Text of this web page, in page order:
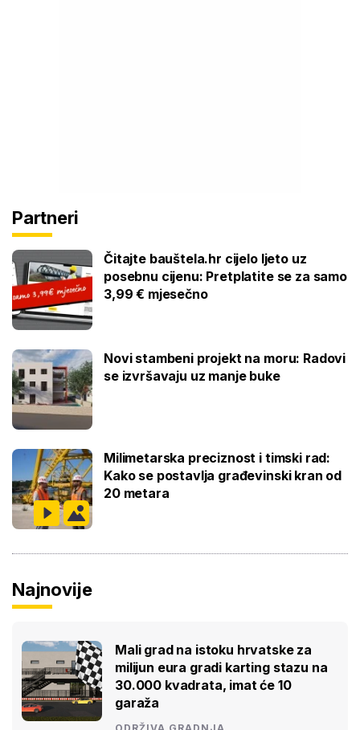
Partneri
Čitajte bauštela.hr cijelo ljeto uz
posebnu cijenu: Pretplatite se za samo
3,99 € mjesečno
Novi stambeni projekt na moru: Radovi
se izvršavaju uz manje buke
Milimetarska preciznost i timski rad:
Kako se postavlja građevinski kran od
20 metara
Najnovije
Mali grad na istoku hrvatske za
milijun eura gradi karting stazu na
30.000 kvadrata, imat će 10
garaža